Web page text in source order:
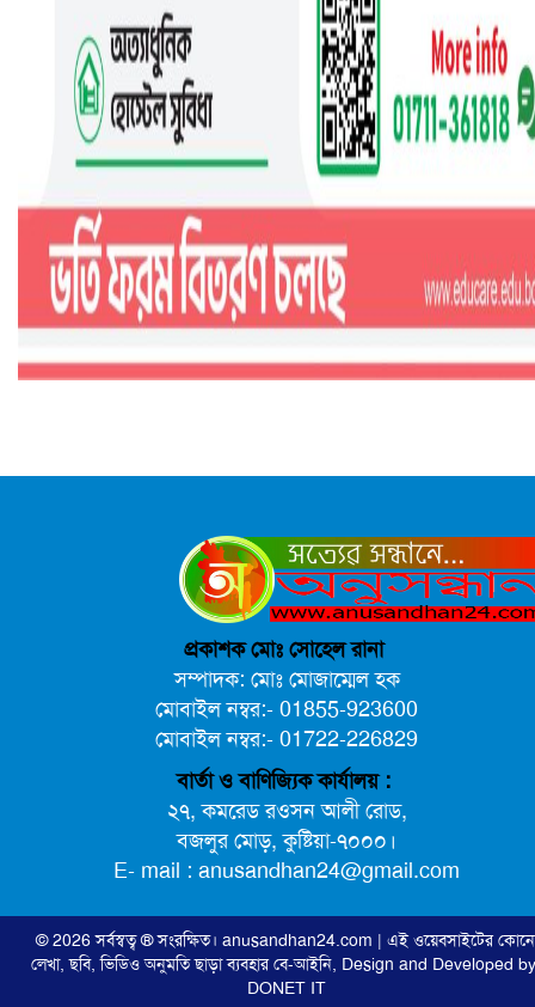
প্রকাশক মোঃ সোহেল রানা
সম্পাদক: মোঃ মোজাম্মেল হক
মোবাইল নম্বর:- 01855-923600
মোবাইল নম্বর:- 01722-226829
বার্তা ও বাণিজ্যিক কার্যালয় :
২৭, কমরেড রওসন আলী রোড,
বজলুর মোড়, কুষ্টিয়া-৭০০০।
E- mail : anusandhan24@gmail.com
© 2026 সর্বস্বত্ব ® সংরক্ষিত। anusandhan24.com | এই ওয়েবসাইটের
লেখা, ছবি, ভিডিও অনুমতি ছাড়া ব্যবহার বে-আইনি, Design and Developed
DONET IT